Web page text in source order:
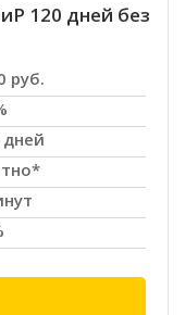
120 дней без
руб.